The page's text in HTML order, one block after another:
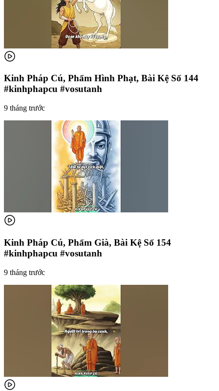
Kinh Pháp Cú, Phẩm Hình Phạt, Bài Kệ Số 144
#kinhphapcu #vosutanh
9 tháng trước
Kinh Pháp Cú, Phẩm Già, Bài Kệ Số 154
#kinhphapcu #vosutanh
9 tháng trước